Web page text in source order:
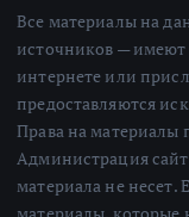
Все материалы на
источников — имеют
интернете или
предоставляются
Права на материалы
Администрация
материала не
материалы, которые